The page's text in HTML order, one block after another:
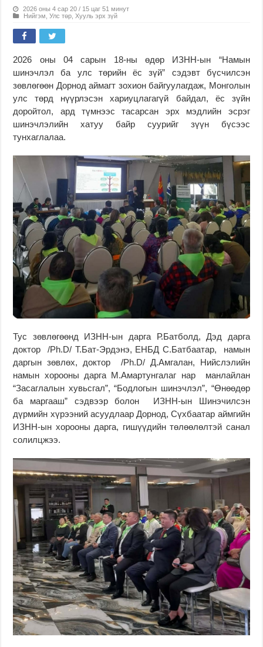
2026 оны 4 сар 20 / 15 цаг 51 минут
Нийгэм ,Улс төр ,Хууль эрх зүй
2026 оны 04 сарын 18-ны өдөр ИЗНН-ын “Намын
шинэчлэл ба улс төрийн ёс зүй” сэдэвт бүсчилсэн
зөвлөгөөн Дорнод аймагт зохион байгуулагдаж, Монголын
улс төрд нүүрлэсэн хариуцлагагүй байдал, ёс зүйн
доройтол, ард түмнээс тасарсан эрх мэдлийн эсрэг
шинэчлэлийн хатуу байр суурийг зүүн бүсээс
тунхаглалаа.
Тус зөвлөгөөнд ИЗНН-ын дарга Р.Батболд, Дэд дарга
доктор /Ph.D/ Т.Бат-Эрдэнэ, ЕНБД С.Батбаатар, намын
даргын зөвлөх, доктор /Ph.D/ Д.Амгалан, Нийслэлийн
намын хорооны дарга М.Амартунгалаг нар манлайлан
“Засаглалын хувьсгал”, “Бодлогын шинэчлэл”, “Өнөөдөр
ба маргааш” сэдвээр болон ИЗНН-ын Шинэчилсэн
дүрмийн хүрээний асуудлаар Дорнод, Сүхбаатар аймгийн
ИЗНН-ын хорооны дарга, гишүүдийн төлөөлөлтэй санал
солилцжээ.